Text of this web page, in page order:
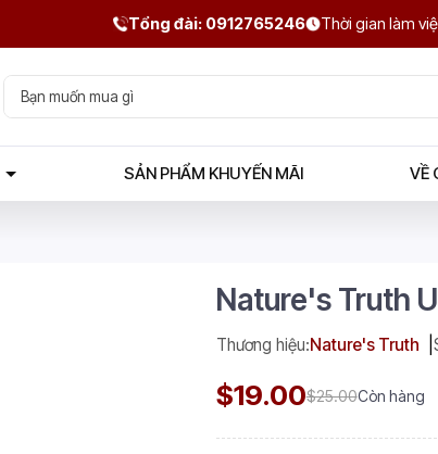
Tổng đài: 0912765246 Thời gian làm
SẢN PHẨM KHUYẾN MÃI VỀ
Nature's Truth
Thương hiệu:Nature's Truth
$19.00$25.00Còn hàng